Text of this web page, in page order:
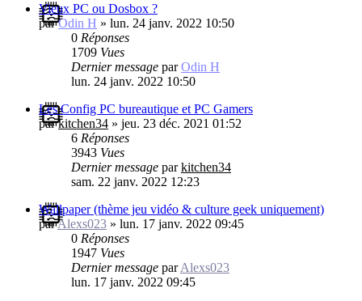
Vieux PC ou Dosbox ?
parOdin H » lun. 24 janv. 2022 10:50
0 Réponses
1709 Vues
Dernier message parOdin H
lun. 24 janv. 2022 10:50
Les Config PC bureautique et PC Gamers
parkitchen34 » jeu. 23 déc. 2021 01:52
6 Réponses
3943 Vues
Dernier message parkitchen34
sam. 22 janv. 2022 12:23
Wallpaper (thème jeu vidéo & culture geek uniquement)
parAlexs023 » lun. 17 janv. 2022 09:45
0 Réponses
1947 Vues
Dernier message parAlexs023
lun. 17 janv. 2022 09:45